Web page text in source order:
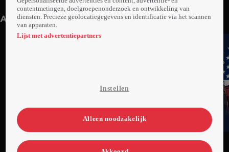
44min
Do 30 jan 25
44min
Anderen kijken ook
programma
programma
contentmetingen, doelgroepenonderzoek en ontwikkeling van
diensten. Precieze geolocatiegegevens en identificatie via het scannen
van apparaten.
Lijst met advertentiepartners
Instellen
Alleen noodzakelijk